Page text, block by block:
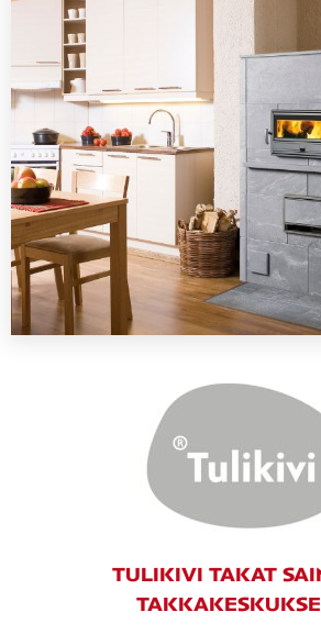
TULIKIVI TAKAT